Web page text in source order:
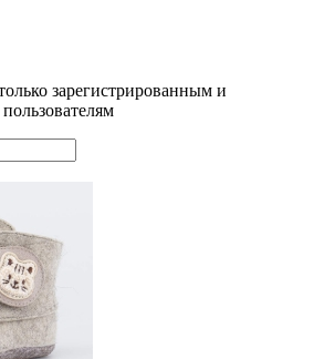
зарегистрированным и